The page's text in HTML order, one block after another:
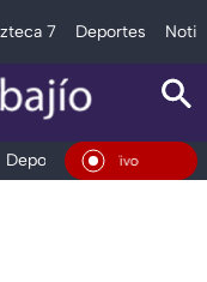
7 Deportes
Deportes Espectáculos
En